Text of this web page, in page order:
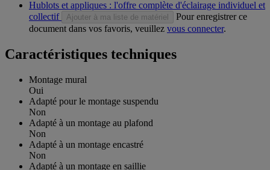
Hublots et appliques : l'offre complète d'éclairage individuel et
collectif
Ajouter à ma liste de matériel
Pour enregistrer ce
document dans vos favoris, veuillez vous connecter.
Caractéristiques techniques
Montage mural
Oui
Adapté pour le montage suspendu
Non
Adapté à un montage au plafond
Non
Adapté à un montage encastré
Non
Adapté à un montage en saillie